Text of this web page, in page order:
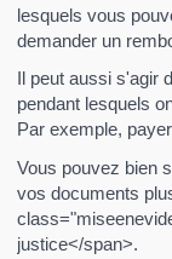
lesquels vous
demander un
Il peut aussi s'agir
pendant lesquels
Par exemple,
Vous pouvez bien
vos documents
justice</span>.